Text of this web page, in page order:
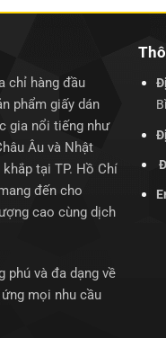
chỉ hàng đầu
phẩm giấy dán
gia nổi tiếng như
Âu và Nhật
tại TP. Hồ Chí
đến cho
cao cùng dịch
phú và đa dạng về
mọi nhu cầu